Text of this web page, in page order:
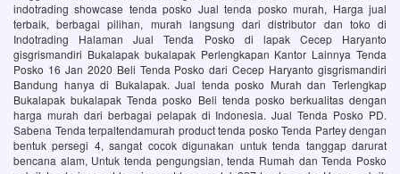
indotrading showcase tenda posko Jual tenda posko murah, Harga jual
terbaik, berbagai pilihan, murah langsung dari distributor dan toko di
Indotrading Halaman Jual Tenda Posko di lapak Cecep Haryanto
gisgrismandiri Bukalapak bukalapak Perlengkapan Kantor Lainnya Tenda
Posko 16 Jan 2020 Beli Tenda Posko dari Cecep Haryanto gisgrismandiri
Bandung hanya di Bukalapak. Jual tenda posko Murah dan Terlengkap
Bukalapak bukalapak Tenda posko Beli tenda posko berkualitas dengan
harga murah dari berbagai pelapak di Indonesia. Jual Tenda Posko PD.
Sabena Tenda terpaltendamurah product tenda posko Tenda Partey dengan
bentuk persegi 4, sangat cocok digunakan untuk tenda tanggap darurat
bencana alam, Untuk tenda pengungsian, tenda Rumah dan Tenda Posko